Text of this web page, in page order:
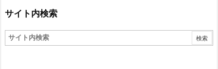
サイト内検索